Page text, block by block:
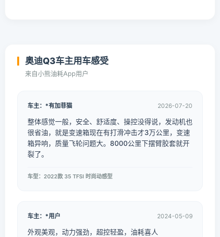
奥迪Q3车主用车感受
来自小熊油耗App用户
车主：*有加菲猫 2026-07-20
整体感觉一般，安全、舒适度、操控没得说，发动机也
很省油，就是变速箱现在有打滑冲击才3万公里，变速
箱异响，质量飞轮问题大。8000公里下摆臂胶套就开
裂了。
车型：2022款 35 TFSI 时尚动感型
车主：*用户 2024-05-09
外观美观，动力强劲，超控轻盈，油耗喜人